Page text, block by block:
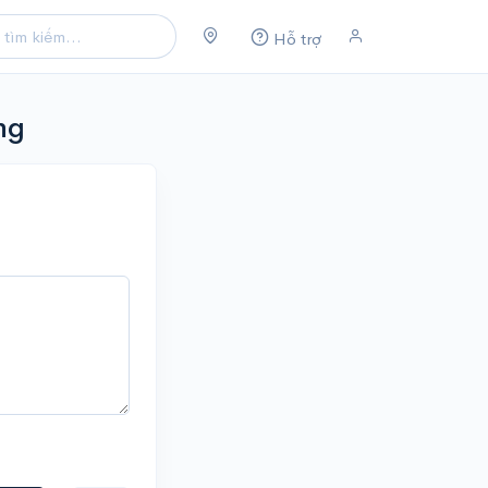
Hỗ trợ